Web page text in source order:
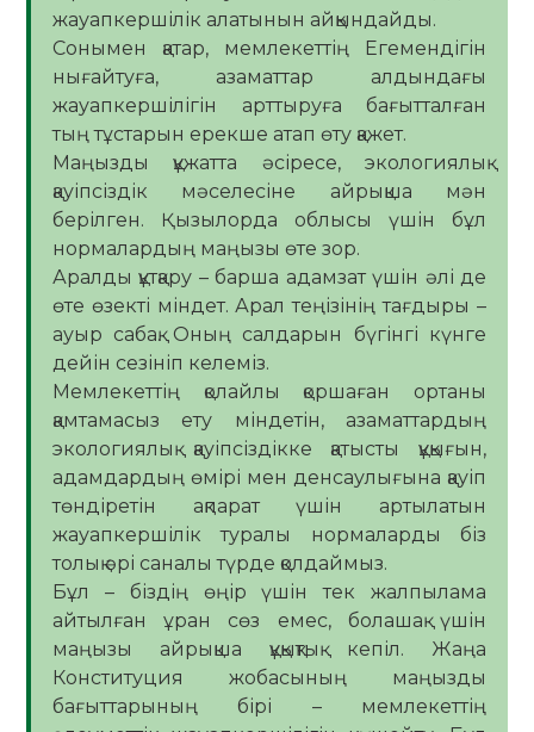
жауапкершілік алатынын айқындайды.
Сонымен қатар, мемлекеттің Егемендігін
нығайтуға, азаматтар алдындағы
жауапкершілігін арттыруға бағытталған
тың тұстарын ерекше атап өту қажет.
Маңызды құжатта әсіресе, экологиялық
қауіпсіздік мәселесіне айрықша мән
берілген. Қызылорда облысы үшін бұл
нормалардың маңызы өте зор.
Аралды құтқару – барша адамзат үшін әлі де
өте өзекті міндет. Арал теңізінің тағдыры –
ауыр сабақ. Оның салдарын бүгінгі күнге
дейін сезініп келеміз.
Мемлекеттің қолайлы қоршаған ортаны
қамтамасыз ету міндетін, азаматтардың
экологиялық қауіпсіздікке қатысты құқығын,
адамдардың өмірі мен денсаулығына қауіп
төндіретін ақпарат үшін артылатын
жауапкершілік туралы нормаларды біз
толық әрі саналы түрде қолдаймыз.
Бұл – біздің өңір үшін тек жалпылама
айтылған ұран сөз емес, болашақ үшін
маңызы айрықша құқықтық кепіл. Жаңа
Конституция жобасының маңызды
бағыттарының бірі – мемлекеттің